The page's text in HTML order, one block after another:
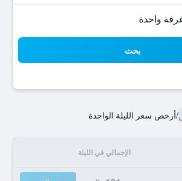
بحث
/أرخص سعر الليلة الواحدة
الإجمالي في الليلة